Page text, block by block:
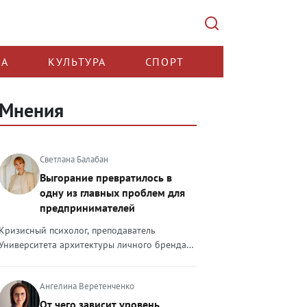
КУЛЬТУРА СПОРТ
Мнения
Светлана Балабан
Выгорание превратилось в
одну из главных проблем для
предпринимателей
Кризисный психолог, преподаватель
архитектуры личного бренда
и способах преодоления Выгорание в 2026
стало самой острой проблемой, однако
Ангелина Веретенченко
От чего зависит уровень